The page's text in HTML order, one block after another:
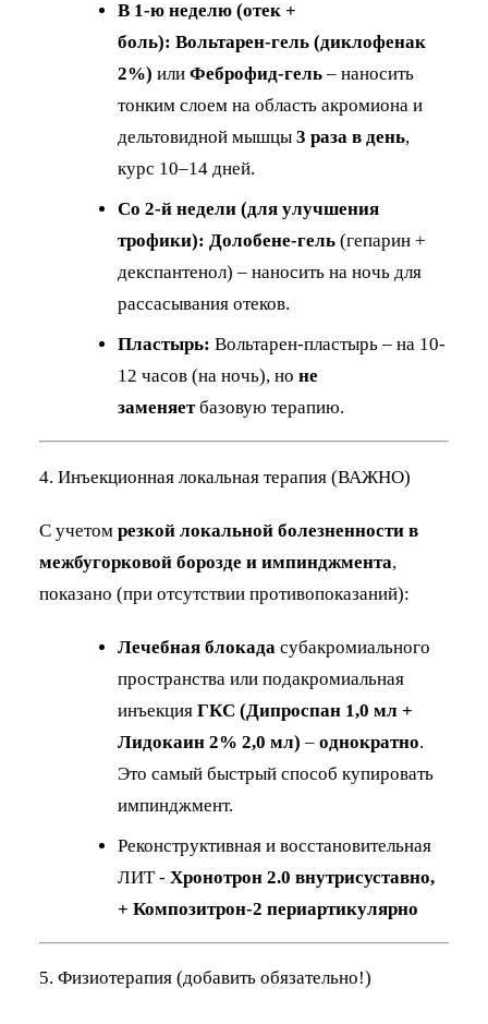
В 1-ю неделю (отек +
боль): Вольтарен-гель (диклофенак
2%) или Феброфид-гель – наносить
тонким слоем на область акромиона и
дельтовидной мышцы 3 раза в день,
курс 10–14 дней.
Со 2-й недели (для улучшения
трофики): Долобене-гель (гепарин +
декспантенол) – наносить на ночь для
рассасывания отеков.
Пластырь: Вольтарен-пластырь – на 10-
12 часов (на ночь), но не
заменяетбазовую терапию.
4. Инъекционная локальная терапия (ВАЖНО)
С учетом резкой локальной болезненности в
межбугорковой борозде и импинджмента,
показано (при отсутствии противопоказаний):
Лечебная блокада субакромиального
пространства или подакромиальная
инъекция ГКС (Дипроспан 1,0 мл +
Лидокаин 2% 2,0 мл) – однократно.
Это самый быстрый способ купировать
импинджмент.
Реконструктивная и восстановительная
ЛИТ - Хронотрон 2.0 внутрисуставно,
+ Композитрон-2 периартикулярно
5. Физиотерапия (добавить обязательно!)